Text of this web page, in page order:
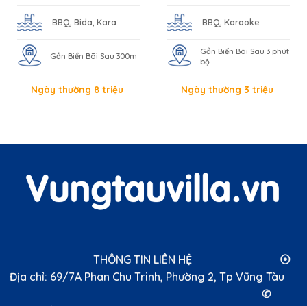
BBQ, Bida, Kara
Gần Biển Bãi Sau 300m
Ngày thường 8 triệu
BBQ, Karaoke
Gần Biển Bãi Sau 3 phút
bộ
Ngày thường 3 triệu
THÔNG TIN LIÊN HỆ ⦿
Địa chỉ: 69/7A Phan Chu Trinh, Phường 2, Tp Vũng Tàu
✆